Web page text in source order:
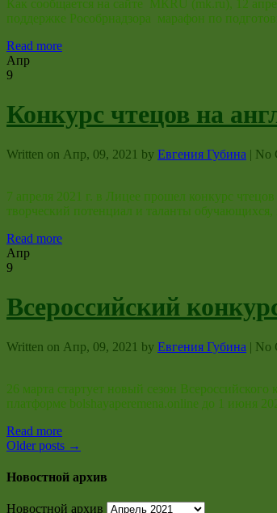
Как сообщается на сайте МКRU (mk.ru), 12
поддержке Рособрнадзора марафон по
Read more
Апр
9
Конкурс чтецов на
Written on Апр, 09, 2021 by Евгения Губина | No
7 апреля 2021 г. в Лицее прошел конкурс
творческий потенциал и таланты
Read more
Апр
9
Всероссийский
Written on Апр, 09, 2021 by Евгения Губина | No
26 марта стартует новый сезон
платформе bolshayaperemena.online до 1 июня
Read more
Older posts →
Новостной архив
Новостной архив